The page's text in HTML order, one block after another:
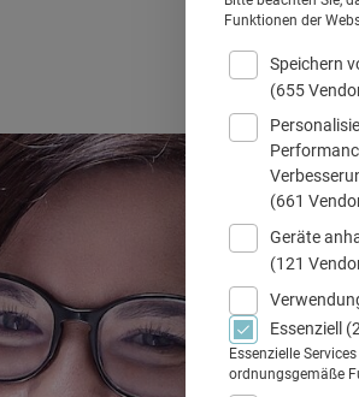
Funktionen der
Speichern
(655
(661
Geräte
(121
Essenziell
Essenzielle
ordnungsgemäße